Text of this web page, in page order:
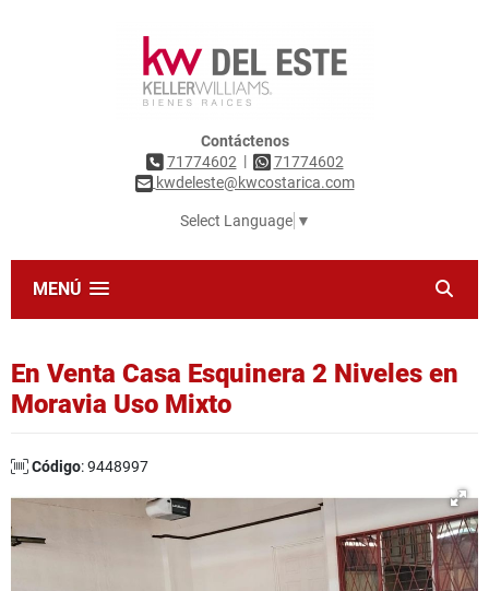
Contáctenos
71774602 |
71774602
kwdeleste@kwcostarica.com
Select Language ▼
MENÚ
En Venta Casa Esquinera 2 Niveles en
Moravia Uso Mixto
Código: 9448997